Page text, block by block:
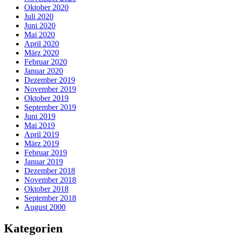
Oktober 2020
Juli 2020
Juni 2020
Mai 2020
April 2020
März 2020
Februar 2020
Januar 2020
Dezember 2019
November 2019
Oktober 2019
September 2019
Juni 2019
Mai 2019
April 2019
März 2019
Februar 2019
Januar 2019
Dezember 2018
November 2018
Oktober 2018
September 2018
August 2000
Kategorien